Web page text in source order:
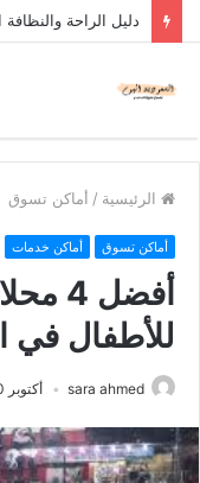
دليل الراحة والنظافة
الرئيسية / أماكن تسوق
أماكن تسوق أماكن خدمات
أفضل
للأطفال في
sara ahmed أكتوبر 10, 2023